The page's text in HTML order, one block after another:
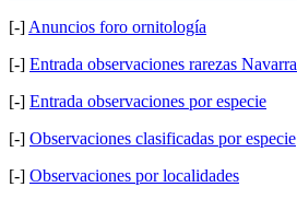
[-] Anuncios foro ornitología
[-] Entrada observaciones rarezas Navarra
[-] Entrada observaciones por especie
[-] Observaciones clasificadas por especie
[-] Observaciones por localidades